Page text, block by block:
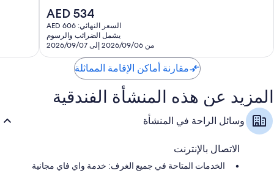
السعر
الحالي
هو
AED
534
AED 534
السعر النهائي: AED 606
يشمل الضرائب والرسوم
من 2026/09/06 إلى 2026/09/07
مقارنة أماكن الإقامة المماثلة
المزيد عن هذه المنشأة الفندقية
وسائل الراحة في المنشأة
الاتصال بالإنترنت
الخدمات المتاحة في جميع الغرف: خدمة واي فاي مجانية